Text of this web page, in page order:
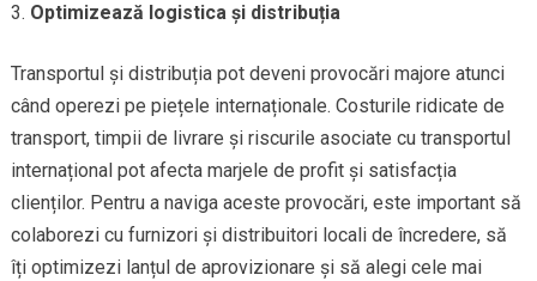
Optimizează logistica și distribuția
Transportul și distribuția pot deveni provocări majore atunci
când operezi pe piețele internaționale. Costurile ridicate de
transport, timpii de livrare și riscurile asociate cu transportul
internațional pot afecta marjele de profit și satisfacția
clienților. Pentru a naviga aceste provocări, este important să
colaborezi cu furnizori și distribuitori locali de încredere, să
îți optimizezi lanțul de aprovizionare și să alegi cele mai